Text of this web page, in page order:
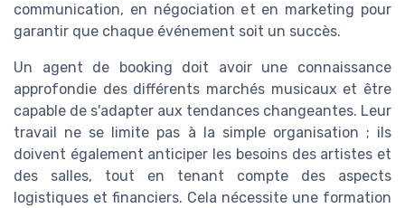
communication, en négociation et en marketing pour
garantir que chaque événement soit un succès.
Un agent de booking doit avoir une connaissance
approfondie des différents marchés musicaux et être
capable de s'adapter aux tendances changeantes. Leur
travail ne se limite pas à la simple organisation ; ils
doivent également anticiper les besoins des artistes et
des salles, tout en tenant compte des aspects
logistiques et financiers. Cela nécessite une formation